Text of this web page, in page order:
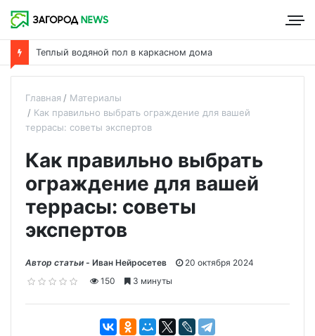
Теплый водяной пол в каркасном дома
Главная
Материалы
Как правильно выбрать ограждение для вашей
террасы: советы экспертов
Как правильно выбрать
ограждение для вашей
террасы: советы
экспертов
Автор статьи - Иван Нейросетев
20 октября 2024
150
3 минуты